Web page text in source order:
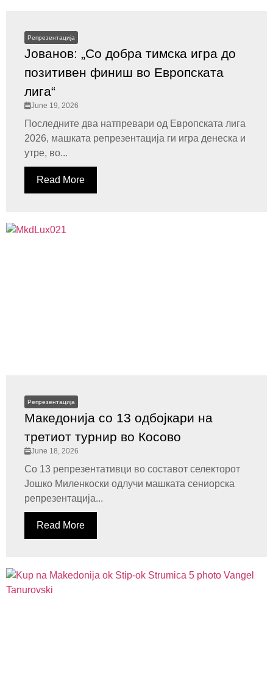
Репрезентација
Јованов: „Со добра тимска игра до
позитивен финиш во Европската
лига“
June 19, 2026
Последните два натпревари од Европската лига
2026, машката репрезентација ги игра денеска и
утре, во...
Read More
Репрезентација
Македонија со 13 одбојкари на
третиот турнир во Косово
June 18, 2026
Со 13 репрезентативци во составот селекторот
Јошко Миленкоски одлучи машката сениорска
репрезентација...
Read More